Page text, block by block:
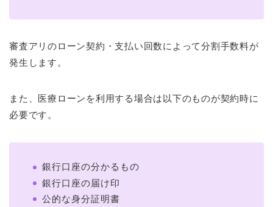
審査アリのローン契約・支払い回数によって分割手数料が
発生します。
また、医療ローンを利用する場合は以下のものが契約時に
必要です。
銀行口座の分かるもの
銀行口座の届け印
公的な身分証明書